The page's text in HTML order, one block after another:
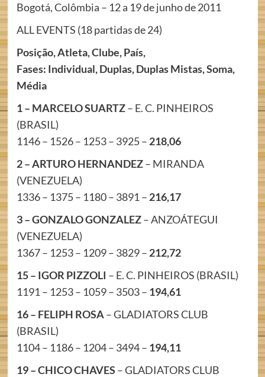
Bogotá, Colômbia – 12 a 19 de junho de 2011
ALL EVENTS (18 partidas de 24)
Posição, Atleta, Clube, País,
Fases: Individual, Duplas, Duplas Mistas, Soma,
Média
1 – MARCELO SUARTZ– E. C. PINHEIROS
(BRASIL)
1146 – 1526 – 1253 – 3925 – 218,06
2 – ARTURO HERNANDEZ– MIRANDA
(VENEZUELA)
1336 – 1375 – 1180 – 3891 – 216,17
3 – GONZALO GONZALEZ– ANZOÁTEGUI
(VENEZUELA)
1367 – 1253 – 1209 – 3829 – 212,72
15 – IGOR PIZZOLI – E. C. PINHEIROS (BRASIL)
1191 – 1253 – 1059 – 3503 – 194,61
16 – FELIPH ROSA– GLADIATORS CLUB
(BRASIL)
1104 – 1186 – 1204 – 3494 – 194,11
19 – CHICO CHAVES – GLADIATORS CLUB